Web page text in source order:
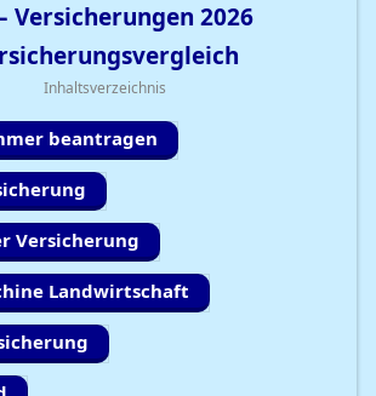
Versicherungen 2026
Inhaltsverzeichnis
beantragen
Versicherung
Landwirtschaft